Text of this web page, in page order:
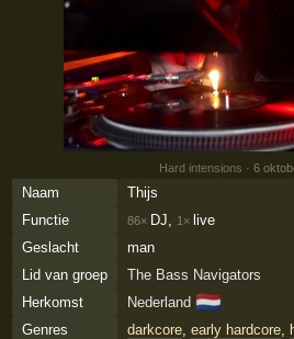
Hard intensions · 6
Naam
Thijs
Functie
86× DJ, 1× live
Geslacht
man
Lid van groep
The Bass Navigators
Herkomst
Nederland 🇳🇱
Genres darkcore, early hardcore,